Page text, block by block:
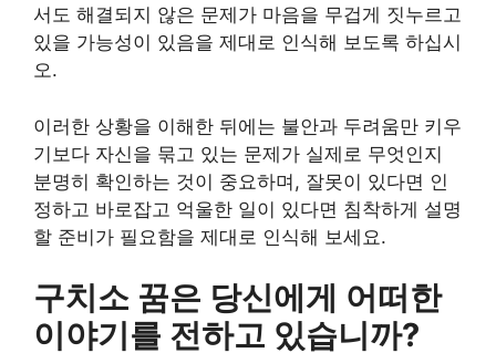
서도 해결되지 않은 문제가 마음을 무겁게 짓누르고
있을 가능성이 있음을 제대로 인식해 보도록 하십시
오.
이러한 상황을 이해한 뒤에는 불안과 두려움만 키우
기보다 자신을 묶고 있는 문제가 실제로 무엇인지
분명히 확인하는 것이 중요하며, 잘못이 있다면 인
정하고 바로잡고 억울한 일이 있다면 침착하게 설명
할 준비가 필요함을 제대로 인식해 보세요.
구치소 꿈은 당신에게 어떠한
이야기를 전하고 있습니까?